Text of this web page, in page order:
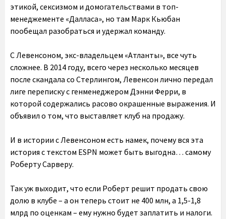
этикой, сексизмом и домогательствами в топ-
менеджементе «Далласа», но там Марк Кьюбан
пообещал разобраться и удержал команду.
С Левенсоном, экс-владельцем «Атланты», все чуть
сложнее. В 2014 году, всего через несколько месяцев
после скандала со Стерлингом, Левенсон лично передал
лиге переписку с генменеджером Дэнни Ферри, в
которой содержались расово окрашенные выражения. И
объявил о том, что выставляет клуб на продажу.
И в истории с Левенсоном есть намек, почему вся эта
история с текстом ESPN может быть выгодна… самому
Роберту Сарверу.
Так уж выходит, что если Роберт решит продать свою
долю в клубе – а он теперь стоит не 400 млн, а 1,5-1,8
млрд по оценкам – ему нужно будет заплатить и налоги.